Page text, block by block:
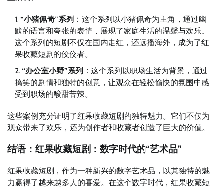
“小猪佩奇”系列 ：这个系列以小猪佩奇为主角，通过幽
默的语言和夸张的表情，展现了家庭生活的温馨与欢乐。
这个系列的短剧不仅在国内走红，还远播海外，成为了红
果收藏短剧的佼佼者。
“办公室小野”系列 ：这个系列以职场生活为背景，通过
搞笑的剧情和独特的创意，让观众在轻松愉快的氛围中感
受到职场的酸甜苦辣。
这些案例充分证明了红果收藏短剧的独特魅力。它们不仅为
观众带来了欢乐，还为创作者和收藏者创造了巨大的价值。
结语：红果收藏短剧：数字时代的“艺术品”
红果收藏短剧，作为一种新兴的数字艺术品，以其独特的魅
力赢得了越来越多人的喜爱。在这个数字时代，红果收藏短